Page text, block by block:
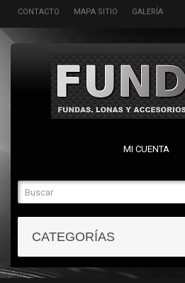
CONTACTO MAPA SITIO GALERÍA
MI CUENTA
CATEGORÍAS